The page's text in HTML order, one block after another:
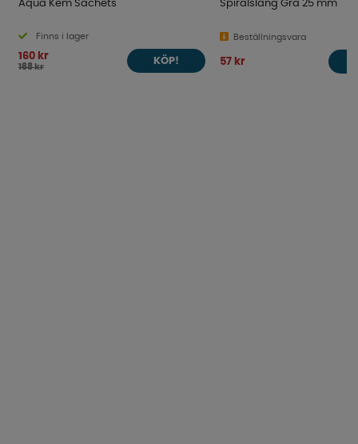
Aqua Kem Sachets
Finns i lager
160 kr
168 kr
KÖP!
Spiralslang Grå 25 mm
Beställningsvara
57 kr